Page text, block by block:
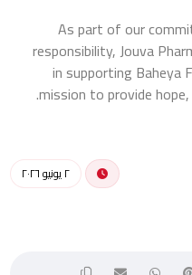
As part of our
responsibility, Jouva
in supporting Baheya
mission to provide
٢ يونيو ٢٠٢٦